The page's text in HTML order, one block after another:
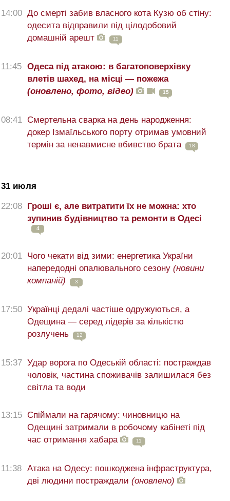
14:00 До смерті забив власного кота Кузю об стіну:
одесита відправили під цілодобовий
домашній арешт
11
11:45 Одеса під атакою: в багатоповерхівку
влетів шахед, на місці — пожежа
(оновлено, фото, відео)
15
08:41 Смертельна сварка на день народження:
докер Ізмаїльського порту отримав умовний
термін за ненавмисне вбивство брата
18
31 июля
22:08 Гроші є, але витратити їх не можна: хто
зупинив будівництво та ремонти в Одесі
4
20:01
Чого чекати від зими: енергетика України
напередодні опалювального сезону (новини
компаній)
3
17:50 Українці дедалі частіше одружуються, а
Одещина — серед лідерів за кількістю
розлучень
12
15:37 Удар ворога по Одеській області: постраждав
чоловік, частина споживачів залишилася без
світла та води
13:15 Спіймали на гарячому: чиновницю на
Одещині затримали в робочому кабінеті під
час отримання хабара
11
11:38 Атака на Одесу: пошкоджена інфраструктура,
дві людини постраждали (оновлено)